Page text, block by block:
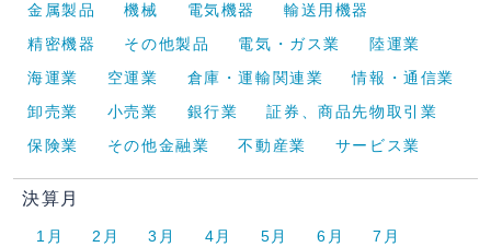
金属製品
機械 電気機器
輸送用機器
精密機器
その他製品 電気・ガス業
陸運業
海運業
空運業 倉庫・運輸関連業
情報・通信業
卸売業
小売業 銀行業
証券、商品先物取引業
保険業
その他金融業 不動産業 サービス業
決算月
1月 2月 3月 4月 5月 6月
7月